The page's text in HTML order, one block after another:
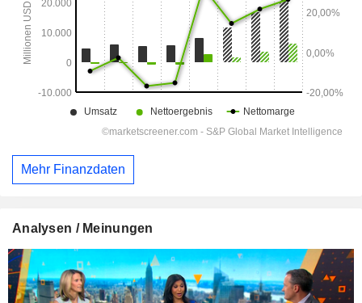
Mehr Finanzdaten
Analysen / Meinungen